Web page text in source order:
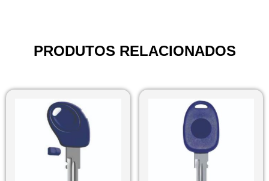
PRODUTOS RELACIONADOS